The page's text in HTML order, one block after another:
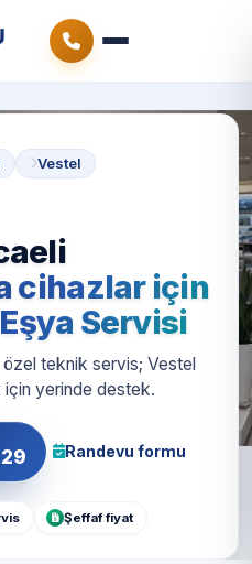
Vestel
cihazlar için
Servisi
teknik servis; Vestel
için yerinde destek.
Randevu formu
Şeffaf fiyat